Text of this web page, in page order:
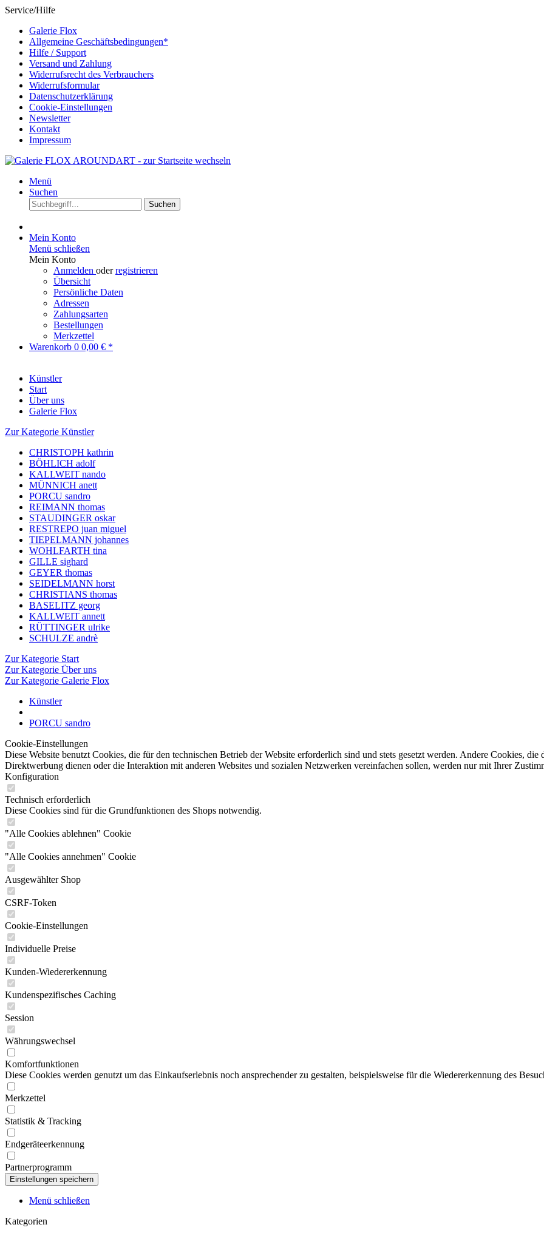
Service/Hilfe
Galerie Flox
Allgemeine Geschäftsbedingungen*
Hilfe / Support
Versand und Zahlung
Widerrufsrecht des Verbrauchers
Widerrufsformular
Datenschutzerklärung
Cookie-Einstellungen
Newsletter
Kontakt
Impressum
Menü
Suchen
Suchen
Mein Konto
Menü schließen
Mein Konto
Anmelden oderregistrieren
Übersicht
Persönliche Daten
Adressen
Zahlungsarten
Bestellungen
Merkzettel
Warenkorb 0 0,00 € *
Künstler
Start
Über uns
Galerie Flox
Zur Kategorie Künstler
CHRISTOPH kathrin
BÖHLICH adolf
KALLWEIT nando
MÜNNICH anett
PORCU sandro
REIMANN thomas
STAUDINGER oskar
RESTREPO juan miguel
TIEPELMANN johannes
WOHLFARTH tina
GILLE sighard
GEYER thomas
SEIDELMANN horst
CHRISTIANS thomas
BASELITZ georg
KALLWEIT annett
RÜTTINGER ulrike
SCHULZE andrè
Zur Kategorie Start
Zur Kategorie Über uns
Zur Kategorie Galerie Flox
Künstler
PORCU sandro
Cookie-Einstellungen
Diese Website benutzt Cookies, die für den technischen Betrieb der Website erforderlich sind und stets gesetzt werden. Andere Cookies,
Direktwerbung dienen oder die Interaktion mit anderen Websites und sozialen Netzwerken vereinfachen sollen, werden nur mit Ihrer
Konfiguration
Technisch erforderlich
Diese Cookies sind für die Grundfunktionen des Shops notwendig.
"Alle Cookies ablehnen" Cookie
"Alle Cookies annehmen" Cookie
Ausgewählter Shop
CSRF-Token
Cookie-Einstellungen
Individuelle Preise
Kunden-Wiedererkennung
Kundenspezifisches Caching
Session
Währungswechsel
Komfortfunktionen
Diese Cookies werden genutzt um das Einkaufserlebnis noch ansprechender zu gestalten, beispielsweise für die Wiedererkennung des
Merkzettel
Statistik & Tracking
Endgeräteerkennung
Partnerprogramm
Menü schließen
Kategorien